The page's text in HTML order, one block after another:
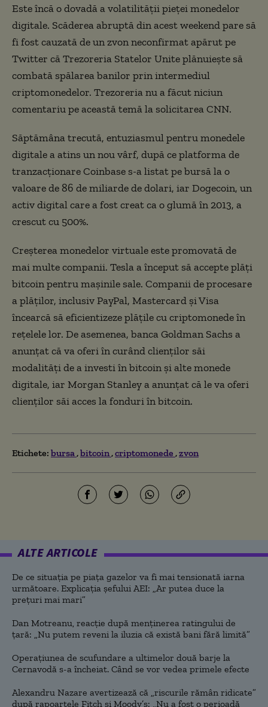
Este încă o dovadă a volatilității pieței monedelor
digitale. Scăderea abruptă din acest weekend pare să
fi fost cauzată de un zvon neconfirmat apărut pe
Twitter că Trezoreria Statelor Unite plănuiește să
combată spălarea banilor prin intermediul
criptomonedelor. Trezoreria nu a făcut niciun
comentariu pe această temă la solicitarea CNN.
Săptămâna trecută, entuziasmul pentru monedele
digitale a atins un nou vârf, după ce platforma de
tranzacționare Coinbase s-a listat pe bursă la o
valoare de 86 de miliarde de dolari, iar Dogecoin, un
activ digital care a fost creat ca o glumă în 2013, a
crescut cu 500%.
Creșterea monedelor virtuale este promovată de
mai multe companii. Tesla a început să accepte plăți
bitcoin pentru mașinile sale. Companii de procesare
a plăților, inclusiv PayPal, Mastercard și Visa
încearcă să eficientizeze plățile cu criptomonede în
rețelele lor. De asemenea, banca Goldman Sachs a
anunțat că va oferi în curând clienților săi
modalități de a investi în bitcoin și alte monede
digitale, iar Morgan Stanley a anunțat că le va oferi
clienților săi acces la fonduri în bitcoin.
Etichete: bursa bitcoin criptomonede zvon
ALTE ARTICOLE
De ce situaţia pe piaţa gazelor va fi mai tensionată iarna
următoare. Explicația șefului AEI: „Ar putea duce la
preţuri mai mari”
Dan Motreanu, reacție după menținerea ratingului de
țară: „Nu putem reveni la iluzia că există bani fără limită”
Operațiunea de scufundare a ultimelor două barje la
Cernavodă s-a încheiat. Când se vor vedea primele efecte
Alexandru Nazare avertizează că „riscurile rămân ridicate”
după rapoartele Fitch și Moody’s: „Nu a fost o perioadă